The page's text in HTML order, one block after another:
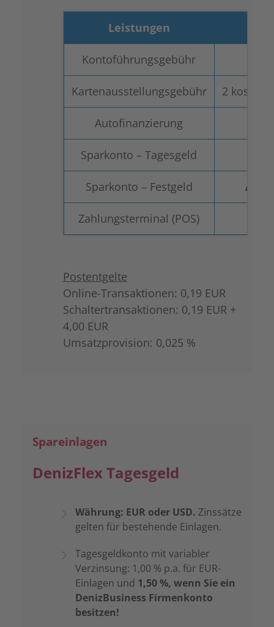
Leistungen
Kontoführungsgebühr
Kartenausstellungsgebühr 2
Autofinanzierung
Sparkonto – Tagesgeld
Sparkonto – Festgeld
Zahlungsterminal (POS)
Postentgelte
Online-Transaktionen: 0,19 EUR
Schaltertransaktionen: 0,19 EUR +
4,00 EUR
Umsatzprovision: 0,025 %
Spareinlagen
DenizFlex Tagesgeld
Währung: EUR oder USD. Zinssätze
gelten für bestehende Einlagen.
Tagesgeldkonto mit variabler
Verzinsung: 1,00 % p.a. für EUR-
Einlagen und 1,50 %, wenn Sie ein
DenizBusiness Firmenkonto
besitzen!